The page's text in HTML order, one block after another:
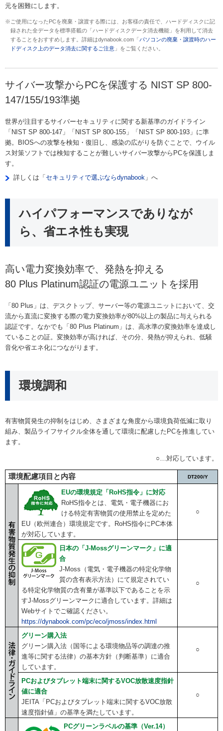
元を困難にします。
※ご使用になったPCを廃棄・譲渡する際には、お客様の責任で、ハードディスクに記
録された全データを標準搭載の「ハードディスクデータ消去機能」を利用して消去
することをおすすめします。詳細はdynabook.com「 パソコンの廃棄・譲渡時のハー
ドディスク上のデータ消去に関するご注意 」をご覧ください。
サイバー攻撃からPCを保護する NIST SP 800-
147/155/193準拠
世界が注目するサイバーセキュリティに関する新基準のガイドライン
「NIST SP 800-147」「NIST SP 800-155」「NIST SP 800-193」に準
拠。BIOSへの攻撃を検知・復旧し、感染の広がりを防ぐことで、ウイル
ス対策ソフトでは検知することが難しいサイバー攻撃からPCを保護しま
す。
詳しくは「 セキュリティで選ぶならdynabook 」へ
ハイパフォーマンスでありなが
ら、省エネ性も実現
高い電力変換効率で、発熱を抑える
80 Plus Platinum認証の電源ユニットを採用
「80 Plus」は、デスクトップ、サーバー等の電源ユニットにおいて、交
流から直流に変換する際の電力変換効率が80%以上の製品に与えられる
認証です。なかでも「80 Plus Platinum」は、高水準の変換効率を達成し
ていることの証。変換効率が高ければ、その分、発熱が抑えられ、低騒
音化や省エネ化につながります。
環境調和
有害物質発生の抑制をはじめ、さまざまな角度から環境負荷低減に取り
組み、製品ライフサイクル全体を通して環境に配慮したPCを推進してい
ます。
○…対応しています。
環境配慮項目と内容 DT200/Y
EUの環境規定「RoHS指令」に対応
RoHS指令とは、電気・電子機器にお
ける特定有害物質の使用禁止を定めた
EU（欧州連合）環境規定です。RoHS指令にPC本体
が対応しています。
○
日本の「J-Mossグリーンマーク」に適
合
J-Moss（電気・電子機器の特定化学物
質の含有表示方法）にて規定されてい
る特定化学物質の含有量が基準以下であることを示
すJ-Mossグリーンマークに適合しています。詳細は
Webサイトでご確認ください。
https://dynabook.com/pc/eco/jmoss/index.html
○
グリーン購入法
グリーン購入法（国等による環境物品等の調達の推
進等に関する法律）の基本方針（判断基準）に適合
しています。
○
PCおよびタブレット端末に関するVOC放散速度指針
値に適合
JEITA「PCおよびタブレット端末に関するVOC放散
速度指針値」の基準を満たしています。
○
PCグリーンラベルの基準（Ver.14）